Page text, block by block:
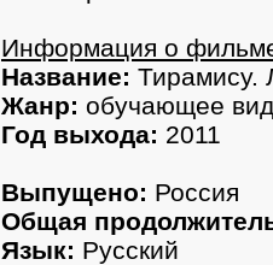
Информация о
Название: Тирамису.
Жанр: обучающее
Год выхода: 2011
Выпущено: Россия
Общая
Язык: Русский